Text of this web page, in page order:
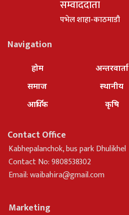
सम्वाददाता
पभेल शाहा-काठमाडौ
Navigation
होम
समाज
आर्थिक
अन्तरवार्ता
स्थानीय
कृषि
Contact Office
Kabhepalanchok, bus park Dhulikhel
Contact No: 9808538302
Email:waibahira@gmail.com
Marketing